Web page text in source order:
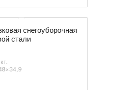
снегоуборочная
стали